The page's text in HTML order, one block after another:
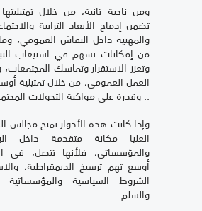
ومن ناحية ثانية، من خلال
تضمن إدماج الأبعاد الترابية
والمهنية داخل النقاش العمومي،
من إمكانات تسهم في استيعاب
وتعزز الاستقرار وتماسك
العمل العمومي، من خلال تمثيلية
.. وقدرة على مواكبة التحولات
وإذا كانت هذه الأدوار تمنح مجالس
العليا مكانة متقدمة داخل
والمؤسساتي، فلأنها تتصل، في
أوسع تهم ترسيخ الديمقراطية،
الشروط السياسية والمؤسساتية
والسلم.